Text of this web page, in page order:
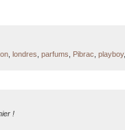
londres parfums Pibrac playboy,
!